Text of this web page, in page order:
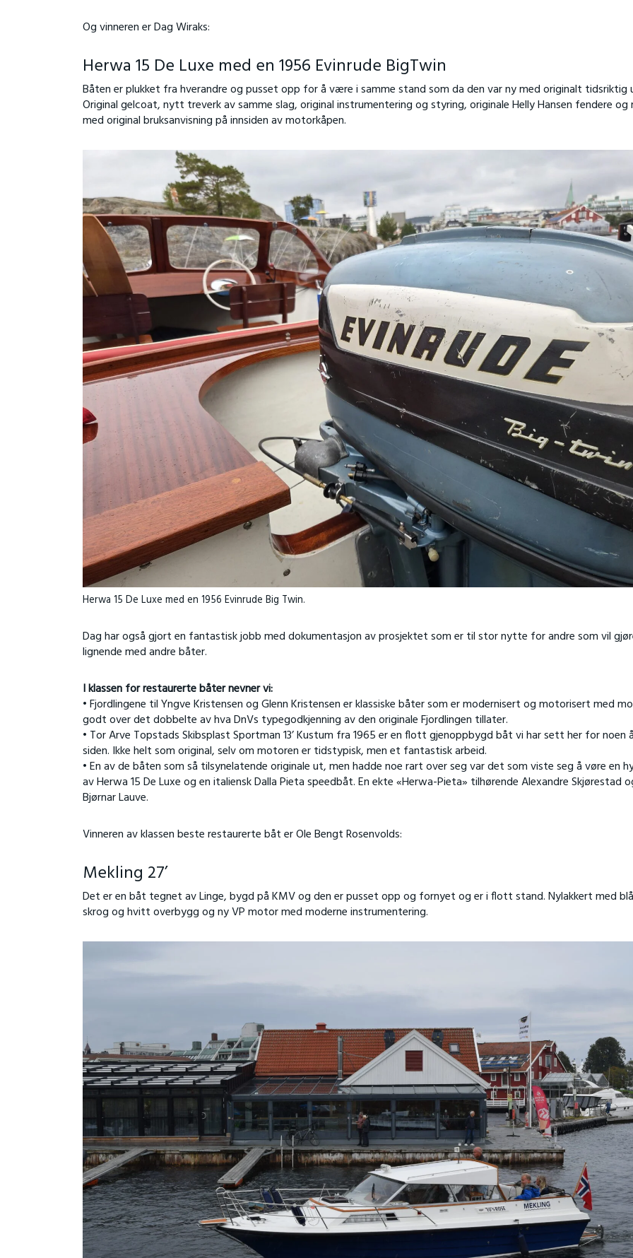
Og vinneren er Dag Wiraks:
Herwa 15 De Luxe med en 1956 Evinrude BigTwin
Båten er plukket fra hverandre og pusset opp for å være i samme stand som da den var ny med originalt tidsriktig
Original gelcoat, nytt treverk av samme slag, original instrumentering og styring, originale Helly Hansen fendere
med original bruksanvisning på innsiden av motorkåpen.
Herwa 15 De Luxe med en 1956 Evinrude Big Twin.
Dag har også gjort en fantastisk jobb med dokumentasjon av prosjektet som er til stor nytte for andre som vil
lignende med andre båter.
I klassen for restaurerte båter nevner vi:
• Fjordlingene til Yngve Kristensen og Glenn Kristensen er klassiske båter som er modernisert og motorisert med
godt over det dobbelte av hva DnVs typegodkjenning av den originale Fjordlingen tillater.
• Tor Arve Topstads Skibsplast Sportman 13’ Kustum fra 1965 er en flott gjenoppbygd båt vi har sett her for noen
siden. Ikke helt som original, selv om motoren er tidstypisk, men et fantastisk arbeid.
• En av de båten som så tilsynelatende originale ut, men hadde noe rart over seg var det som viste seg å vøre en
av Herwa 15 De Luxe og en italiensk Dalla Pieta speedbåt. En ekte «Herwa-Pieta» tilhørende Alexandre Skjørestad
Bjørnar Lauve.
Vinneren av klassen beste restaurerte båt er Ole Bengt Rosenvolds:
Mekling 27’
Det er en båt tegnet av Linge, bygd på KMV og den er pusset opp og fornyet og er i flott stand. Nylakkert med
skrog og hvitt overbygg og ny VP motor med moderne instrumentering.